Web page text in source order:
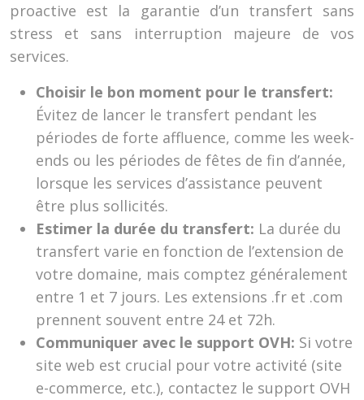
proactive est la garantie d’un transfert sans
stress et sans interruption majeure de vos
services.
Choisir le bon moment pour le transfert:
Évitez de lancer le transfert pendant les
périodes de forte affluence, comme les week-
ends ou les périodes de fêtes de fin d’année,
lorsque les services d’assistance peuvent
être plus sollicités.
Estimer la durée du transfert: La durée du
transfert varie en fonction de l’extension de
votre domaine, mais comptez généralement
entre 1 et 7 jours. Les extensions .fr et .com
prennent souvent entre 24 et 72h.
Communiquer avec le support OVH: Si votre
site web est crucial pour votre activité (site
e-commerce, etc.), contactez le support OVH